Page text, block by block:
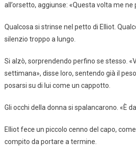
all’orsetto, aggiunse: «Questa volta me
Qualcosa si strinse nel petto di Elliot.
silenzio troppo a lungo.
Si alzò, sorprendendo perfino se stesso.
settimana», disse loro, sentendo già il
posarsi su di lui come un cappotto.
Gli occhi della donna si spalancarono. «È
Elliot fece un piccolo cenno del capo,
compito da portare a termine.